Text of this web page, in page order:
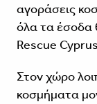
αγοράσεις
όλα τα έσοδα
Rescue
Στον χώρο
κοσμήματα